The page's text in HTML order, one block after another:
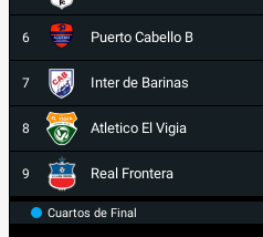
6 Puerto Cabello B
7 Inter de Barinas
8 Atletico El Vigia
9 Real Frontera
Cuartos de Final